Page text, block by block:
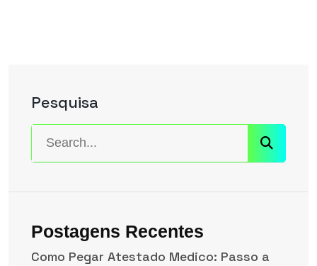
Pesquisa
Postagens Recentes
Como Pegar Atestado Medico: Passo a